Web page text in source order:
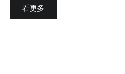
看更多